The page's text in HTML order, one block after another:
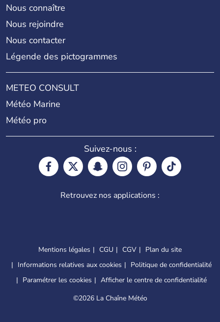
Nous connaître
Nous rejoindre
Nous contacter
Légende des pictogrammes
METEO CONSULT
Météo Marine
Météo pro
Suivez-nous :
Retrouvez nos applications :
Mentions légales CGU CGV
Plan du site
Informations relatives aux cookies
Politique de confidentialité
Paramétrer les cookies
Afficher le centre de confidentialité
©2026 La Chaîne Météo